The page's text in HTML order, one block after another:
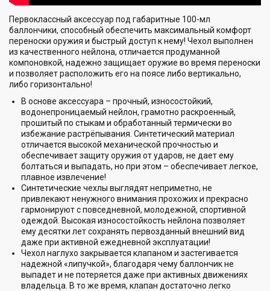
Первоклассный аксессуар под габаритные 100-мл
баллончики, способный обеспечить максимальный комфорт
переноски оружия и быстрый доступ к нему! Чехол выполнен
из качественного нейлона, отличается продуманной
компоновкой, надежно защищает оружие во время переноски
и позволяет расположить его на поясе либо вертикально,
либо горизонтально!
В основе аксессуара – прочный, износостойкий,
водонепроницаемый нейлон, грамотно раскроенный,
прошитый по стыкам и обработанный термически во
избежание растрёпывания. Синтетический материал
отличается высокой механической прочностью и
обеспечивает защиту оружия от ударов, не дает ему
болтаться и выпадать, но при этом – обеспечивает легкое,
плавное извлечение!
Синтетические чехлы выглядят неприметно, не
привлекают ненужного внимания прохожих и прекрасно
гармонируют с повседневной, молодежной, спортивной
одеждой. Высокая износостойкость нейлона позволяет
ему десятки лет сохранять первозданный внешний вид
даже при активной ежедневной эксплуатации!
Чехол наглухо закрывается клапаном и застегивается
надежной «липучкой», благодаря чему баллончик не
выпадет и не потеряется даже при активных движениях
владельца. В то же время, клапан достаточно легко